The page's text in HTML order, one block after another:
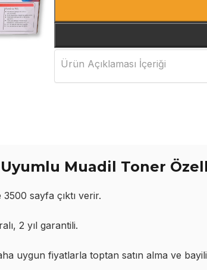
Ürün Açıklaması İçeriği
Muadil Toner
sayfa çıktı verir.
2 yıl garantili.
uygun fiyatlarla toptan satın alma ve